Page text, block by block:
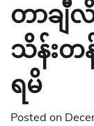
တာချီ
သိန်းတန်
ရမိ
Posted on